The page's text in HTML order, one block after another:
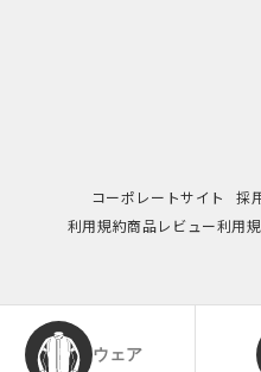
コーポレートサイト 採
利用規約商品レビュー利用
ウェア